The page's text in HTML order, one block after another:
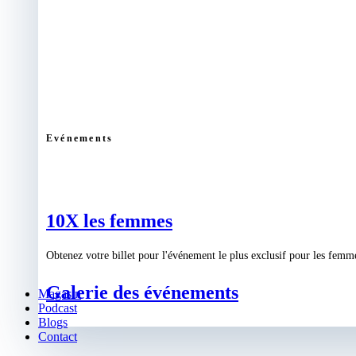
Evénements
10X les femmes
Obtenez votre billet pour l'événement le plus exclusif pour les
Galerie des événements
Magasin
Podcast
Blogs
Contact